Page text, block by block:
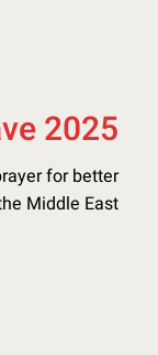
2025
for better
Middle East